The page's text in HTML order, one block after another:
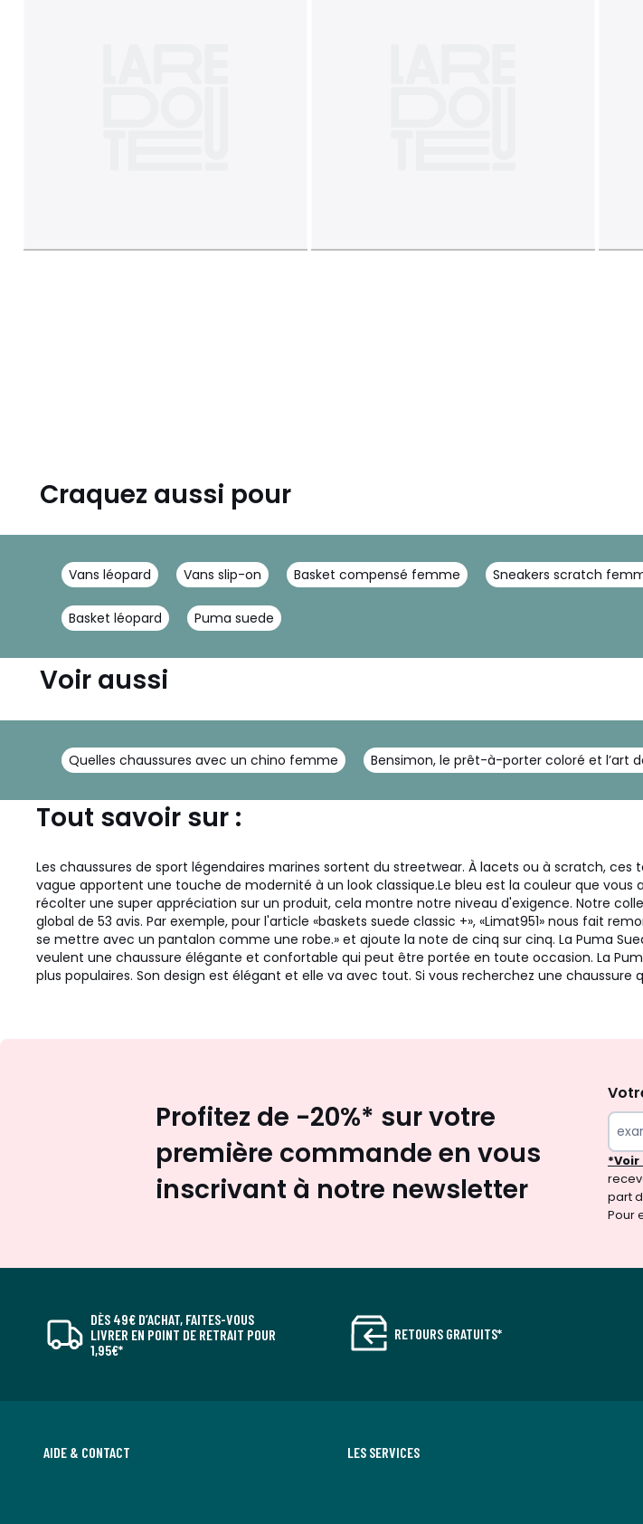
Craquez aussi pour
Vans léopard Vans slip-on Basket compensé femme Sneakers scratch
Basket léopard Puma suede
Voir aussi
Quelles chaussures avec un chino femme Bensimon, le prêt-à-porter coloré et l’art
Tout savoir sur :
Les chaussures de sport légendaires marines sortent du streetwear. À lacets ou à scratch,
vague apportent une touche de modernité à un look classique.Le bleu est la couleur que vous
récolter une super appréciation sur un produit, cela montre notre niveau d'exigence. Notre
global de 53 avis. Par exemple, pour l'article «baskets suede classic +», «Limat951» nous fait
se mettre avec un pantalon comme une robe.» et ajoute la note de cinq sur cinq. La Puma
veulent une chaussure élégante et confortable qui peut être portée en toute occasion. La
plus populaires. Son design est élégant et elle va avec tout. Si vous recherchez une
Profitez de -20%* sur votre
première commande en vous
inscrivant à notre newsletter
part
Pour
DÈS 49€ D’ACHAT, FAITES-VOUS
LIVRER EN POINT DE RETRAIT POUR
1,95€*
RETOURS GRATUITS*
AIDE & CONTACT LES SERVICES